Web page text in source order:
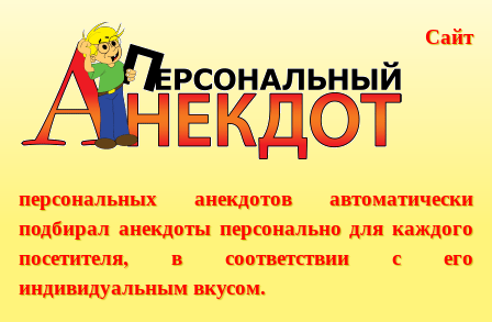
Сайт
персональных анекдотов автоматически
подбирал анекдоты персонально для каждого
посетителя, в соответствии с его
индивидуальным вкусом.